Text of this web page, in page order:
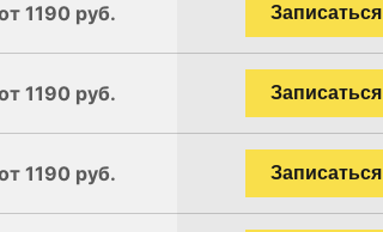
1190 руб. Записаться
1190 руб. Записаться
1190 руб. Записаться